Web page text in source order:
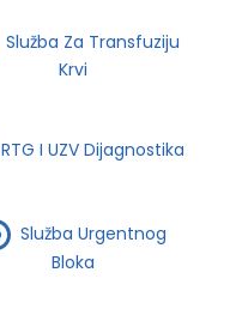
Služba Za Transfuziju
Krvi
RTG I UZV Dijagnostika
Služba Urgentnog
Bloka